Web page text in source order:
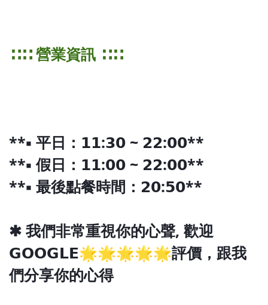
∷∷ 營業資訊 ∷∷
**▪ 平日：𝟭𝟭:𝟯𝟬 ~ 𝟮𝟮:𝟬𝟬**
**▪ 假日：𝟭𝟭:𝟬𝟬 ~ 𝟮𝟮:𝟬𝟬**
**▪ 最後點餐時間：𝟮𝟬:𝟱𝟬**
✱ 我們非常重視你的心聲‚ 歡迎
𝗚𝗢𝗢𝗚𝗟𝗘🌟🌟🌟🌟🌟評價，跟我
們分享你的心得